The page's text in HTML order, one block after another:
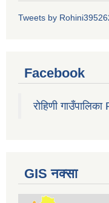
Tweets by
Facebook
रोहिणी
GIS नक्सा